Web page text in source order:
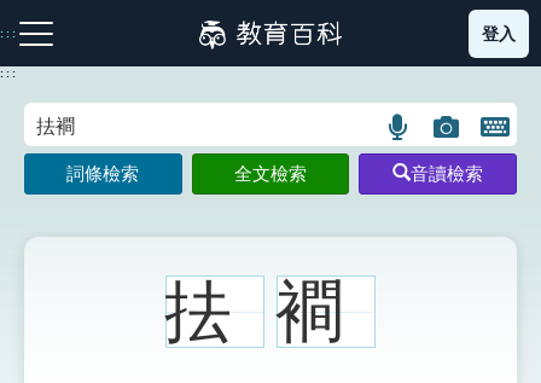
到
主
:::
注音索引圖示 筆畫索引圖示 部首索引表圖示
登入
:::
語
言
搜
圖
片
搜
開
鍵
圖
詞條檢索 全文檢索 音讀檢索
抾 襇